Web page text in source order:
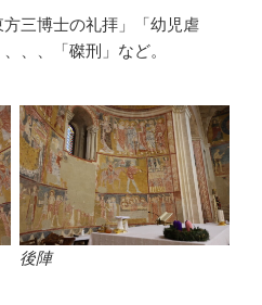
方三博士の礼拝」「幼児虐
、、「磔刑」など。
後陣